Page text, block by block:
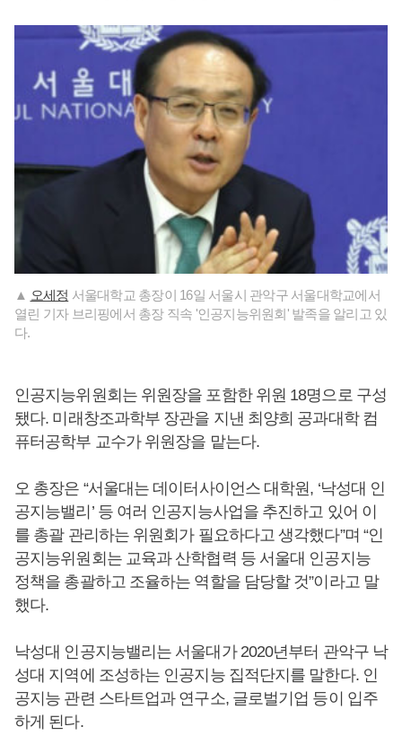
▲ 오세정 서울대학교 총장이 16일 서울시 관악구 서울대학교에서
열린 기자 브리핑에서 총장 직속 '인공지능위원회' 발족을 알리고 있
다.
인공지능위원회는 위원장을 포함한 위원 18명으로 구성
됐다. 미래창조과학부 장관을 지낸 최양희 공과대학 컴
퓨터공학부 교수가 위원장을 맡는다.
오 총장은 “서울대는 데이터사이언스 대학원, ‘낙성대 인
공지능밸리’ 등 여러 인공지능사업을 추진하고 있어 이
를 총괄 관리하는 위원회가 필요하다고 생각했다”며 “인
공지능위원회는 교육과 산학협력 등 서울대 인공지능
정책을 총괄하고 조율하는 역할을 담당할 것”이라고 말
했다.
낙성대 인공지능밸리는 서울대가 2020년부터 관악구 낙
성대 지역에 조성하는 인공지능 집적단지를 말한다. 인
공지능 관련 스타트업과 연구소, 글로벌기업 등이 입주
하게 된다.